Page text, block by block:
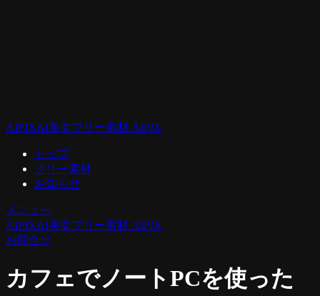
AIPIXAI美女フリー素材 AIPIX
トップ
フリー素材
お知らせ
メニュー
AIPIXAI美女フリー素材 AIPIX
お問合せ
カフェでノートPCを使った